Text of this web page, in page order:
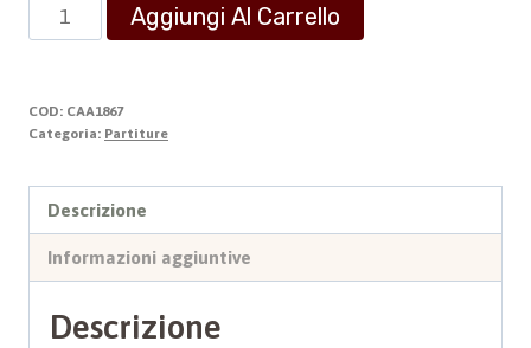
NATO
quantità
Aggiungi Al Carrello
COD: CAA1867
Categoria: Partiture
Descrizione
Informazioni aggiuntive
Descrizione